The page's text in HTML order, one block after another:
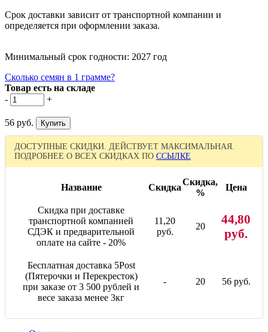
Срок доставки зависит от транспортной компании и
определяется при оформлении заказа.
Минимальный срок годности: 2027 год
Сколько семян в 1 грамме?
Товар есть на складе
-
+
56 руб.
ДОСТУПНЫЕ СКИДКИ. ДЕЙСТВУЕТ МАКСИМАЛЬНАЯ.
ПОДРОБНЕЕ О ВСЕХ СКИДКАХ ПО ССЫЛКЕ
Название Скидка
Скидка,
%
Цена
Скидка при доставке
транспортной компанией
СДЭК и предварительной
оплате на сайте - 20%
11,20
руб.
20
44,80
руб.
Бесплатная доставка 5Post
(Пятерочки и Перекресток)
при заказе от 3 500 рублей и
весе заказа менее 3кг
- 20 56 руб.